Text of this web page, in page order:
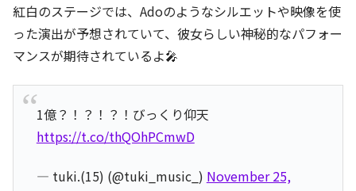
紅白のステージでは、Adoのようなシルエットや映像を使
った演出が予想されていて、彼女らしい神秘的なパフォー
マンスが期待されているよ🎤
1億？！？！？！びっくり仰天
https://t.co/thQOhPCmwD
— tuki.(15) (@tuki_music_) November 25,